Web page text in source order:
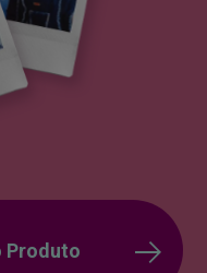
Produto